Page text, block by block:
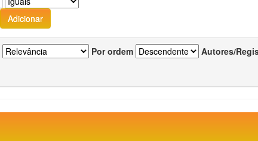
Por ordem Autores/